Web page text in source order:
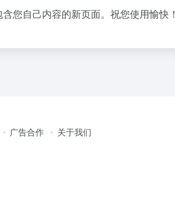
您自己内容的新页面。祝您使用愉快！
广告合作 关于我们